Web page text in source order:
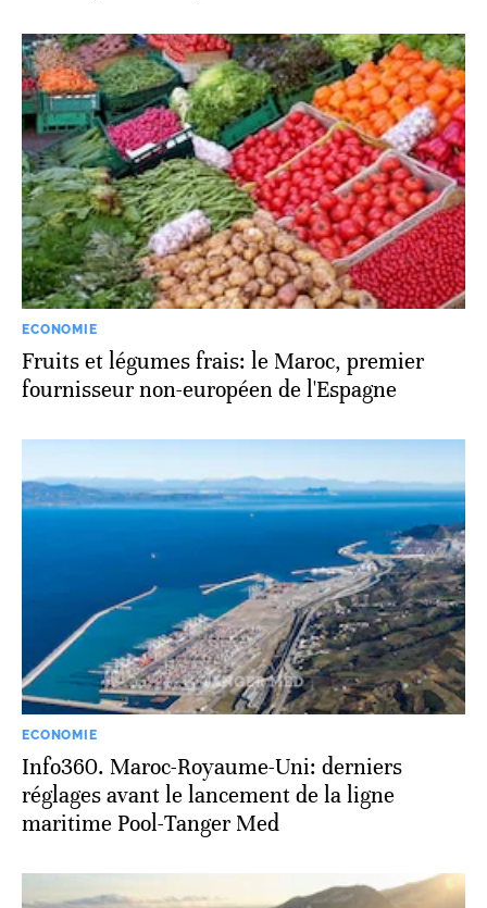
ECONOMIE
Fruits et légumes frais: le Maroc, premier
fournisseur non-européen de l'Espagne
ECONOMIE
Info360. Maroc-Royaume-Uni: derniers
réglages avant le lancement de la ligne
maritime Pool-Tanger Med